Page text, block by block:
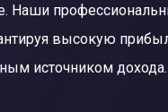
Наши
высокую
источником дохода.